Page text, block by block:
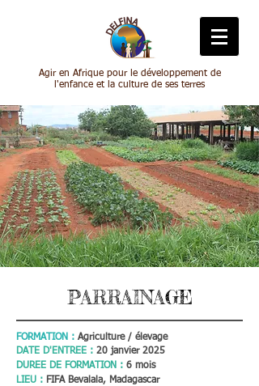
Agir en Afrique pour le développement de
l'enfance et la culture de ses terres
PARRAINAGE
FORMATION : Agriculture / élevage
DATE D'ENTREE : 20 janvier 2025
DUREE DE FORMATION : 6 mois
LIEU : FIFA Bevalala, Madagascar